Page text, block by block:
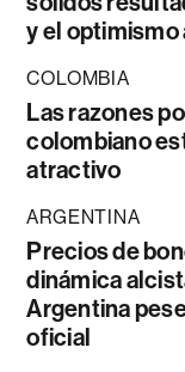
y el optimismo
COLOMBIA
Las razones
colombiano
atractivo
ARGENTINA
Precios de
dinámica
Argentina
oficial